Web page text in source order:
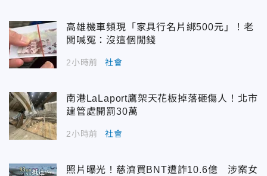
高雄機車頻現「家具行名片綁500元」！老
闆喊冤：沒這個閒錢
2小時前 社會
南港LaLaport鷹架天花板掉落砸傷人！北市
建管處開罰30萬
2小時前 社會
照片曝光！慈濟買BNT遭詐10.6億 涉案女